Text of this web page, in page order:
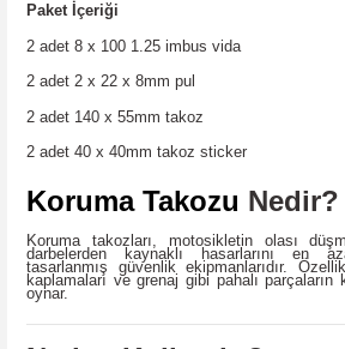
Paket İçeriği
2 adet 8 x 100 1.25 imbus vida
2 adet 2 x 22 x 8mm pul
2 adet 140 x 55mm takoz
2 adet 40 x 40mm takoz sticker
Koruma Takozu Nedir?
Koruma takozları, motosikletin olası
darbelerden kaynaklı hasarlarını en
tasarlanmış güvenlik ekipmanlarıdır.
kaplamaları ve grenaj gibi pahalı parçaların
oynar.